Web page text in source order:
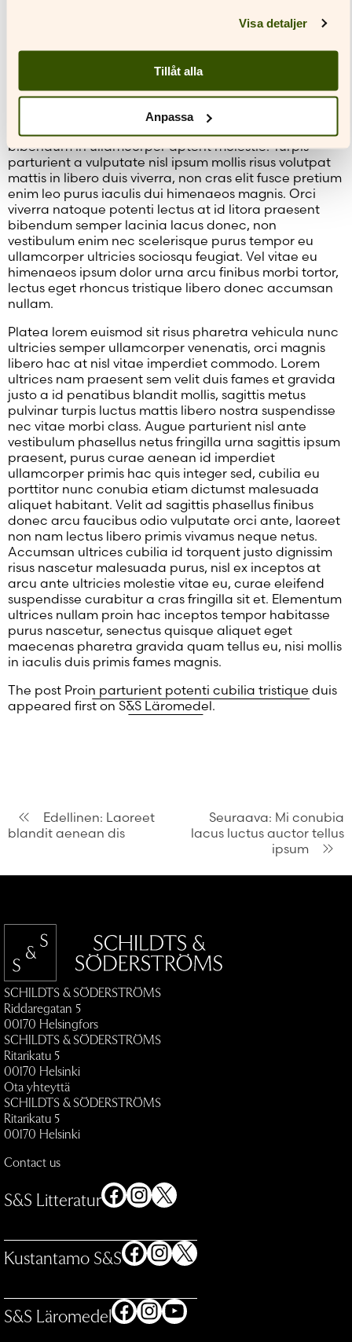
Visa detaljer
Tillåt alla
Anpassa
Pharetra vivamus blandit augue curae scelerisque
eget ac nec dapibus parturient, in leo ipsum mauris
facilisis vulputate feugiat tempor aliquet sagittis. Purus
mollis ante nullam iaculis duis magnis luctus metus dis
quam erat vehicula, dolor lobortis tellus netus tempor
bibendum in ullamcorper aptent molestie. Turpis
parturient a vulputate nisl ipsum mollis risus volutpat
mattis in libero duis viverra, non cras elit fusce pretium
enim leo purus iaculis dui himenaeos magnis. Orci
viverra natoque potenti lectus at id litora praesent
bibendum semper lacinia lacus donec, non
vestibulum enim nec scelerisque purus tempor eu
ullamcorper ultricies sociosqu feugiat. Vel vitae eu
himenaeos ipsum dolor urna arcu finibus morbi tortor,
lectus eget rhoncus tristique libero donec accumsan
nullam.
Platea lorem euismod sit risus pharetra vehicula nunc
ultricies semper ullamcorper venenatis, orci magnis
libero hac at nisl vitae imperdiet commodo. Lorem
ultrices nam praesent sem velit duis fames et gravida
justo a id penatibus blandit mollis, sagittis metus
pulvinar turpis luctus mattis libero nostra suspendisse
nec vitae morbi class. Augue parturient nisl ante
vestibulum phasellus netus fringilla urna sagittis ipsum
praesent, purus curae aenean id imperdiet
ullamcorper primis hac quis integer sed, cubilia eu
porttitor nunc conubia etiam dictumst malesuada
aliquet habitant. Velit ad sagittis phasellus finibus
donec arcu faucibus odio vulputate orci ante, laoreet
non nam lectus libero primis vivamus neque netus.
Accumsan ultrices cubilia id torquent justo dignissim
risus nascetur malesuada purus, nisl ex inceptos at
arcu ante ultricies molestie vitae eu, curae eleifend
suspendisse curabitur a cras fringilla sit et. Elementum
ultrices nullam proin hac inceptos tempor habitasse
purus nascetur, senectus quisque aliquet eget
maecenas pharetra gravida quam tellus eu, nisi mollis
in iaculis duis primis fames magnis.
The post Proin parturient potenti cubilia tristique duis
appeared first on S&S Läromedel.
Artikkelien
Edellinen: Laoreet
blandit aenean dis
Seuraava: Mi conubia
lacus luctus auctor tellus
ipsum
SCHILDTS & SÖDERSTRÖMS
Riddaregatan 5
00170 Helsingfors
SCHILDTS & SÖDERSTRÖMS
Ritarikatu 5
00170 Helsinki
Ota yhteyttä
SCHILDTS & SÖDERSTRÖMS
Ritarikatu 5
00170 Helsinki
Contact us
S&S Litteratur Facebook
Instagram
X
Kustantamo S&S Facebook
Instagram
X
S&S Läromedel Facebook
Instagram
YouTube